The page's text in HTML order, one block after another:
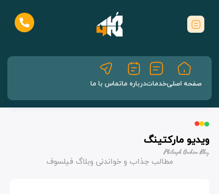
صفحه اصلیخدماتدرباره ماتماس با ما
ویدیو مارکتینگ
Philsoph Archive Blog
مطالب جذاب و خواندنی وبلاگ فیلسوف